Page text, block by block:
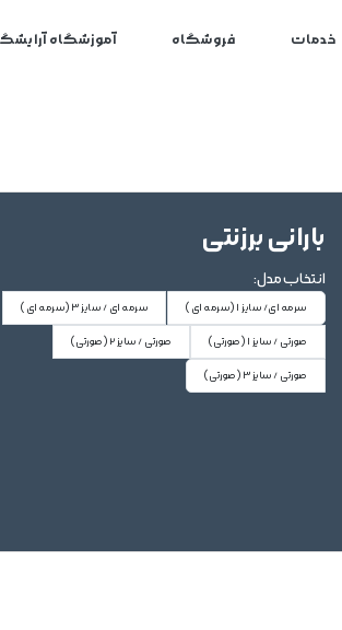
خدمات فروشگاه آموزشگاه
بارانی برزنتی
انتخاب مدل:
سرمه ای/ سایز 1 (سرمه ای) سرمه ای / سایز 3 (سرمه ای)
صورتی / سایز 1 (صورتی) صورتی / سایز 2 (صورتی)
صورتی / سایز 3 (صورتی)